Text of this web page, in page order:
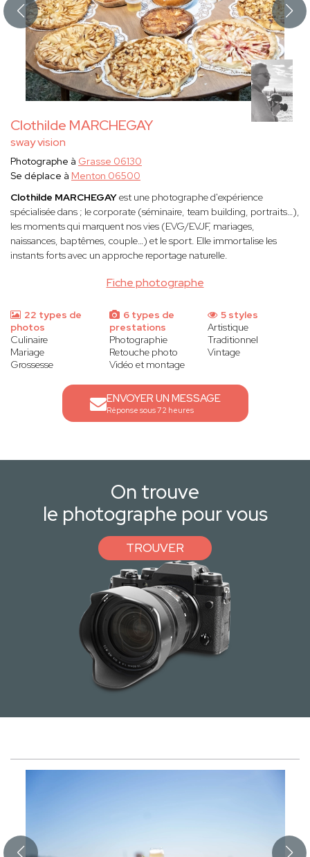
Clothilde MARCHEGAY
sway vision
Fiche photographe
Photographe à Grasse 06130
Se déplace à Menton 06500
Clothilde MARCHEGAYest une photographe d'expérience
spécialisée dans ; le corporate (séminaire, team building, portraits…),
les moments qui marquent nos vies (EVG/EVJF, mariages,
naissances, baptêmes, couple…) et le sport. Elle immortalise les
instants forts avec un approche reportage naturelle.
22 types de
photos
Culinaire
Mariage
Grossesse
6 types de
prestations
Photographie
Retouche photo
Vidéo et montage
5 styles
Artistique
Traditionnel
Vintage
ENVOYER UN MESSAGE
Réponse sous 72 heures
On trouve
le photographe pour vous
TROUVER